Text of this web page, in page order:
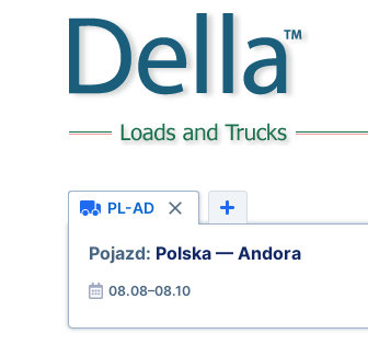
PL-AD
Pojazd: Polska — Andora
08.08–08.10